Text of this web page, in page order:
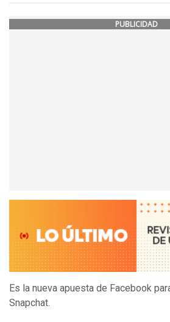
PUBLICIDAD
Es la nueva apuesta de Facebook
Snapchat.